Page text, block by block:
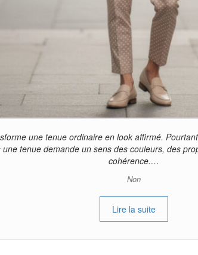
une tenue ordinaire en look affirmé.
tenue demande un sens des couleurs, des
cohérence.…
Non
Lire la suite